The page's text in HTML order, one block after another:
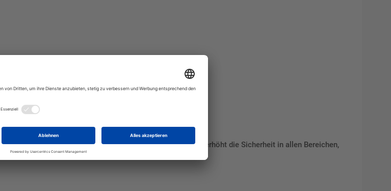
zur Einhaltung der gesetzlichen Vorschriften bei und erhöht die Sicherheit in allen Bereichen,